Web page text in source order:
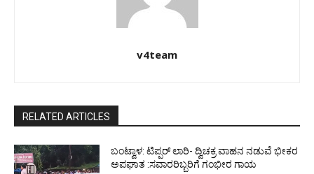
v4team
RELATED ARTICLES
ಬಂಟ್ವಾಳ: ಟಿಪ್ಪರ್ ಲಾರಿ- ದ್ವಿಚಕ್ರ ವಾಹನ ನಡುವೆ ಭೀಕರ
ಅಪಘಾತ :ಸವಾರರಿಬ್ಬರಿಗೆ ಗಂಭೀರ ಗಾಯ